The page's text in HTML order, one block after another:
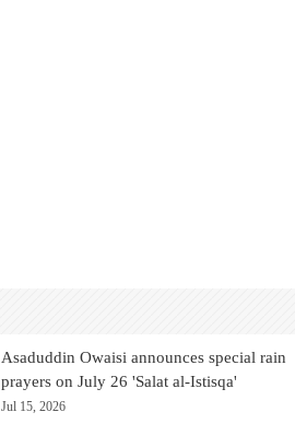
Asaduddin Owaisi announces special rain
prayers on July 26 'Salat al-Istisqa'
Jul 15, 2026